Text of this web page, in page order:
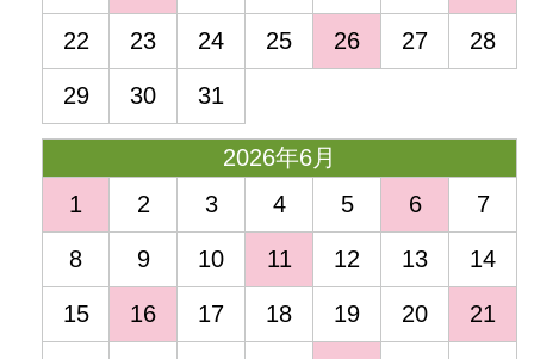
22 23 24 25 26 27 28
29 30 31
2026年6月
1
2 3 4 5 6 7
8 9 10 11 12 13 14
15 16 17 18 19 20 21